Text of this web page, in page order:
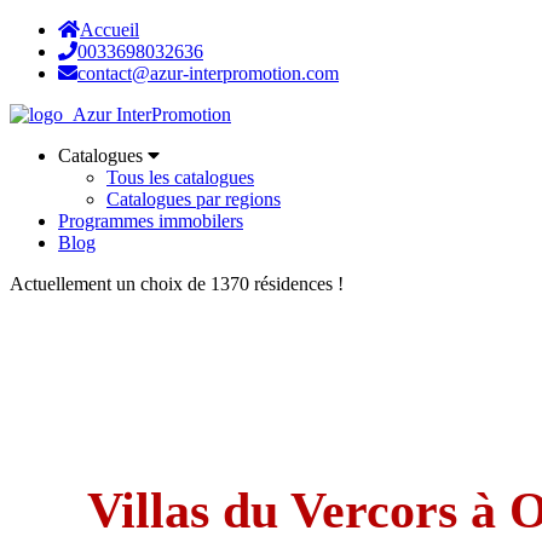
Accueil
0033698032636
contact@azur-interpromotion.com
Catalogues
Tous les catalogues
Catalogues par regions
Programmes immobilers
Blog
Actuellement un choix de 1370 résidences !
Villas du Vercors à